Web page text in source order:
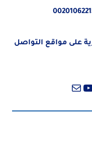
على مواقع التواصل
بريد